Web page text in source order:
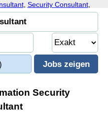
, Security Consultant,
,Cyber Security Specialist
Security